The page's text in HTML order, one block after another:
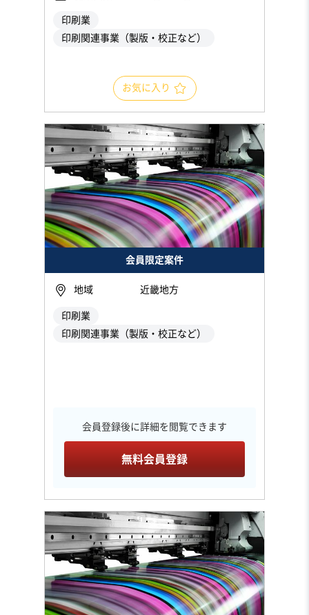
印刷業
印刷関連事業（製版・校正など）
お気に入り
会員限定案件
地域 近畿地方
印刷業
印刷関連事業（製版・校正など）
会員登録後に詳細を閲覧できます
無料会員登録